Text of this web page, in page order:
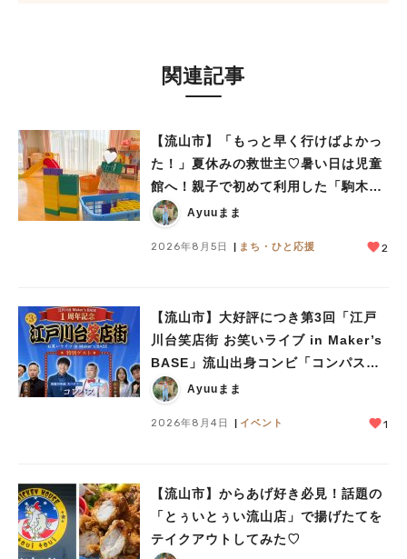
関連記事
【流山市】「もっと早く行けばよかっ
た！」夏休みの救世主♡暑い日は児童
館へ！親子で初めて利用した「駒木台
児童館」レポート
Ayuuまま
2026年8月5日 まち・ひと応援 2
【流山市】大好評につき第3回「江戸
川台笑店街 お笑いライブ in Maker’s
BASE」流山出身コンビ「コンパス」
も登場！8/23（日）
Ayuuまま
2026年8月4日 イベント 1
【流山市】からあげ好き必見！話題の
「とぅいとぅい流山店」で揚げたてを
テイクアウトしてみた♡